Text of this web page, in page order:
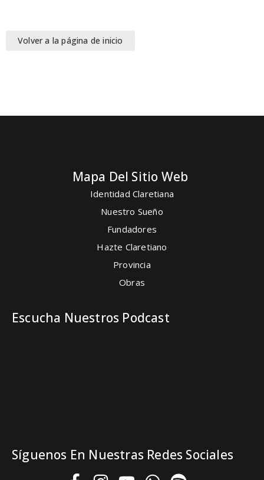
Volver a la página de inicio
Mapa Del Sitio Web
Identidad Claretiana
Nuestro Sueño
Fundadores
Hazte Claretiano
Provincia
Obras
Escucha Nuestros Podcast
Síguenos En Nuestras Redes Sociales